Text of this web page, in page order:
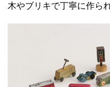
木やブリキで丁寧に作ら